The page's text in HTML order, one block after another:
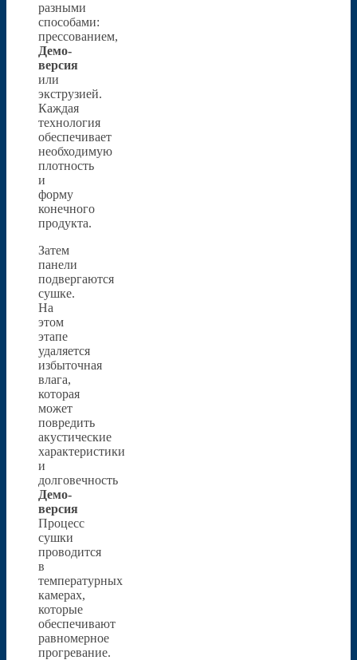
разными
способами:
прессованием,
Демо-
версия
или
экструзией.
Каждая
технология
обеспечивает
необходимую
плотность
и
форму
конечного
продукта.
Затем
панели
подвергаются
сушке.
На
этом
этапе
удаляется
избыточная
влага,
которая
может
повредить
акустические
характеристики
и
долговечность
Демо-
версия
Процесс
сушки
проводится
в
температурных
камерах,
которые
обеспечивают
равномерное
прогревание.